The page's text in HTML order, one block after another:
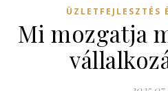
ÜZLETFEJLESZTÉS
Mi mozgatja